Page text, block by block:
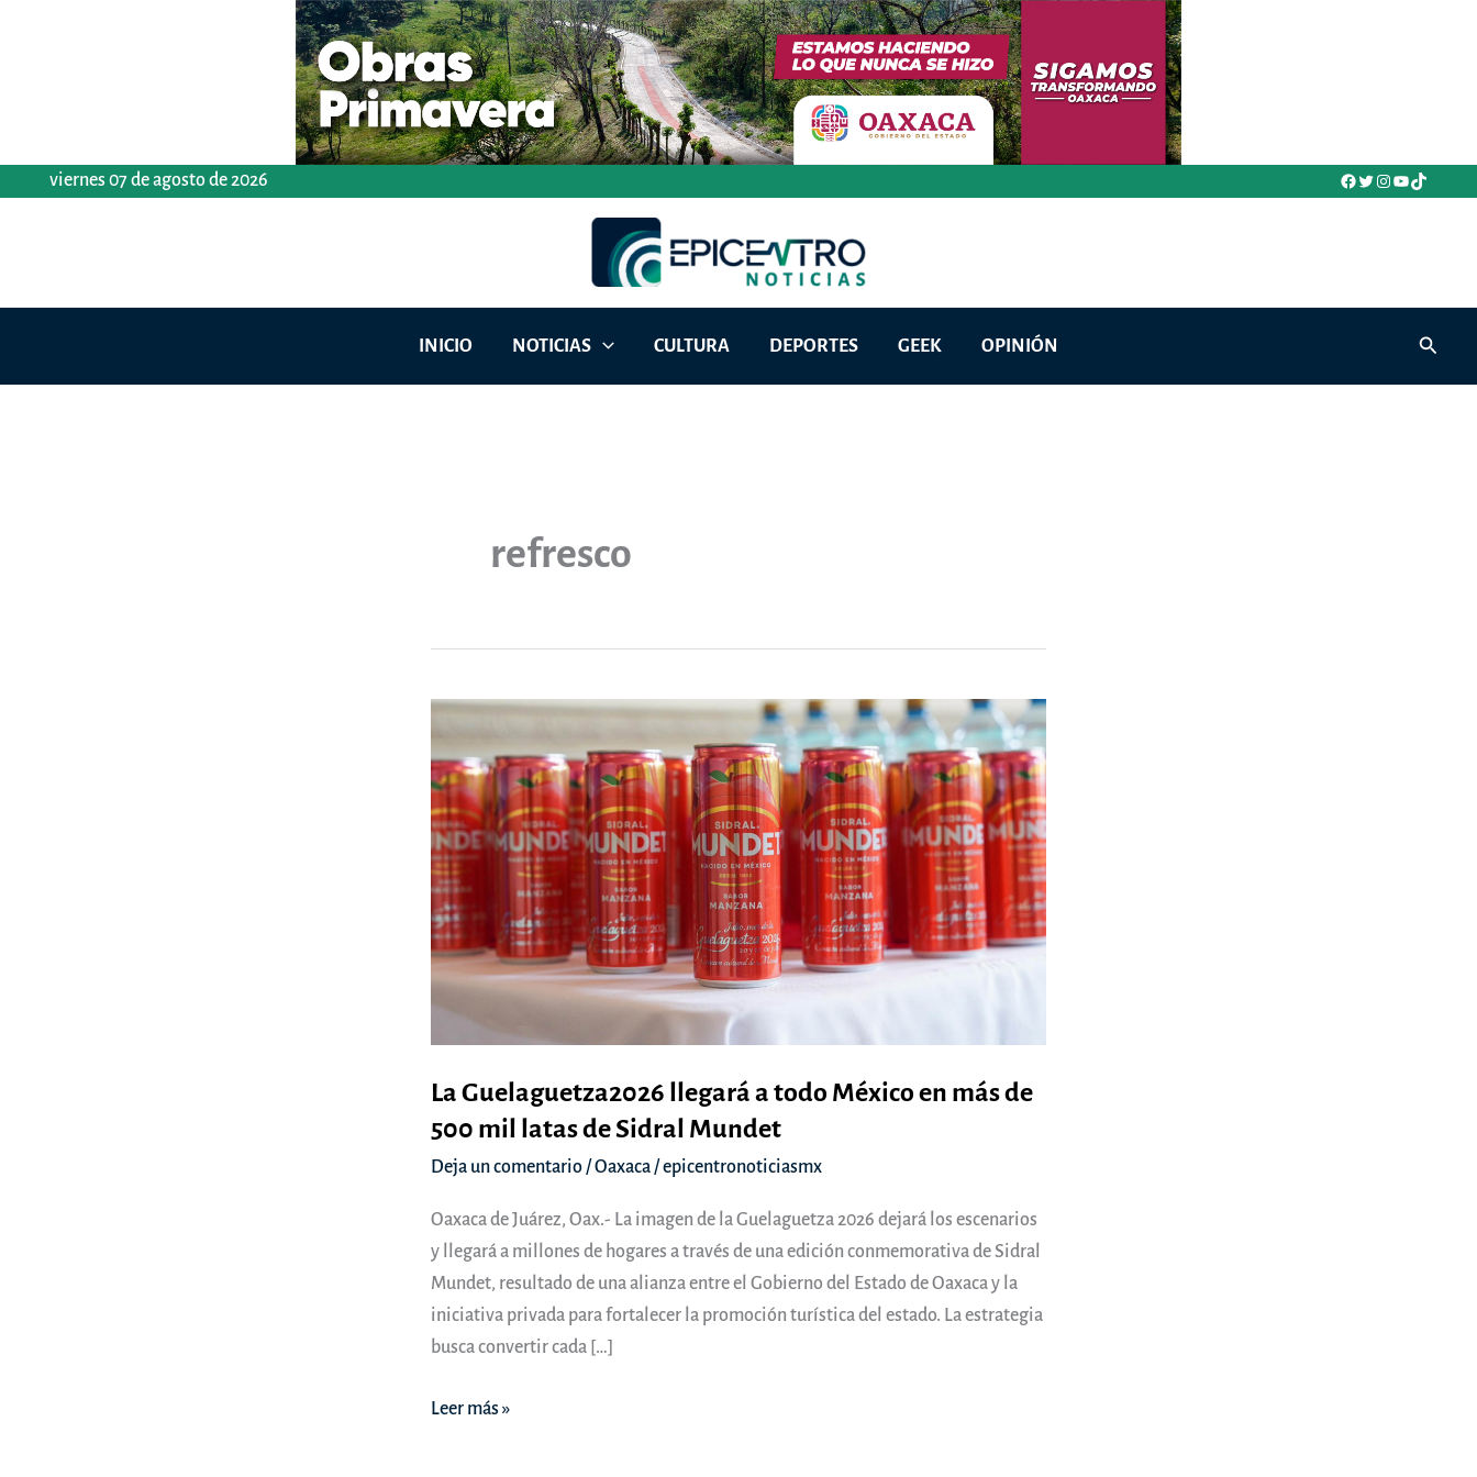
viernes 07 de agosto de 2026 Facebook
Twitter
Instagram
YouTube
TikTok
INICIO NOTICIAS CULTURA DEPORTES GEEK OPINIÓN Buscar
refresco
La Guelaguetza2026 llegará a todo México en más de
500 mil latas de Sidral Mundet
Deja un comentario/Oaxaca/epicentronoticiasmx
Oaxaca de Juárez, Oax.- La imagen de la Guelaguetza 2026 dejará los escenarios
y llegará a millones de hogares a través de una edición conmemorativa de Sidral
Mundet, resultado de una alianza entre el Gobierno del Estado de Oaxaca y la
iniciativa privada para fortalecer la promoción turística del estado. La estrategia
busca convertir cada […]
La
Leer más »